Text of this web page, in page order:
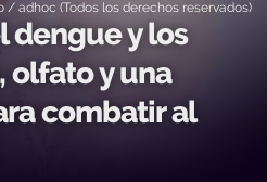
adhoc (Todos los derechos reservados)
dengue y los
olfato y una
combatir al